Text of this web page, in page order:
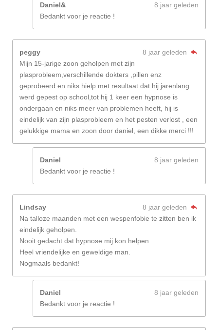
Daniel&
8 jaar geleden
Bedankt voor je reactie !
peggy
8 jaar geleden
Mijn 15-jarige zoon geholpen met zijn
plasprobleem,verschillende dokters ,pillen enz
geprobeerd en niks hielp met resultaat dat hij jarenlang
werd gepest op school,tot hij 1 keer een hypnose is
ondergaan en niks meer van problemen heeft, hij is
eindelijk van zijn plasprobleem en het pesten verlost , een
gelukkige mama en zoon door daniel, een dikke merci !!!
Daniel
8 jaar geleden
Bedankt voor je reactie !
Lindsay
8 jaar geleden
Na talloze maanden met een wespenfobie te zitten ben ik
eindelijk geholpen.
Nooit gedacht dat hypnose mij kon helpen.
Heel vriendelijke en geweldige man.
Nogmaals bedankt!
Daniel
8 jaar geleden
Bedankt voor je reactie !